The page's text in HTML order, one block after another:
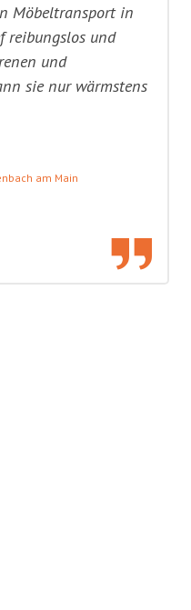
Möbeltransport in
reibungslos und
und
sie nur wärmstens
am Main